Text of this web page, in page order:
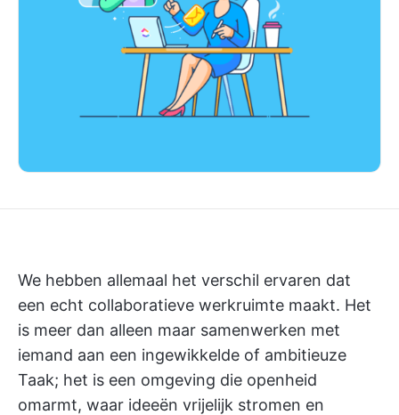
We hebben allemaal het verschil ervaren dat
een echt collaboratieve werkruimte maakt. Het
is meer dan alleen maar samenwerken met
iemand aan een ingewikkelde of ambitieuze
Taak; het is een omgeving die openheid
omarmt, waar ideeën vrijelijk stromen en